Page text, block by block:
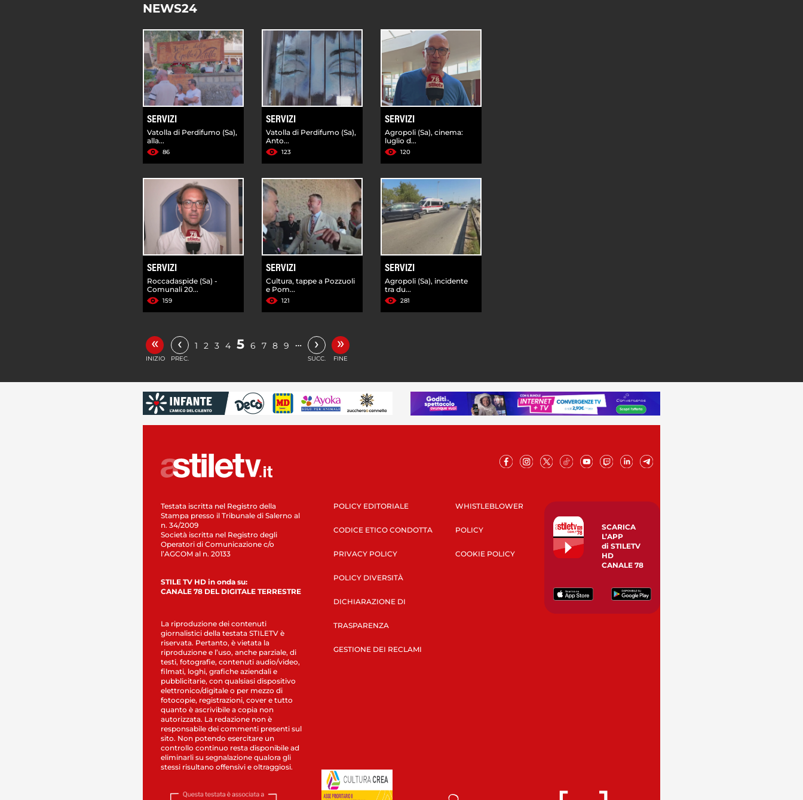
NEWS24
SERVIZI
Vatolla di Perdifumo (Sa),
alla...
86
SERVIZI
Vatolla di Perdifumo (Sa),
Anto...
123
SERVIZI
Agropoli (Sa), cinema:
luglio d...
120
SERVIZI
Roccadaspide (Sa) -
Comunali 20...
159
SERVIZI
Cultura, tappe a Pozzuoli
e Pom...
121
SERVIZI
Agropoli (Sa), incidente
tra du...
281
«
INIZIO
‹
PREC.
1 2 3 4 5 6 7 8 9 … ›
SUCC.
»
FINE
Testata iscritta nel Registro della
Stampa presso il Tribunale di Salerno al
n. 34/2009
Società iscritta nel Registro degli
Operatori di Comunicazione c/o
l’AGCOM al n. 20133
STILE TV HD in onda su:
CANALE 78 DEL DIGITALE TERRESTRE
La riproduzione dei contenuti
giornalistici della testata STILETV è
riservata. Pertanto, è vietata la
riproduzione e l’uso, anche parziale, di
testi, fotografie, contenuti audio/video,
filmati, loghi, grafiche aziendali e
pubblicitarie, con qualsiasi dispositivo
elettronico/digitale o per mezzo di
fotocopie, registrazioni, cover e tutto
quanto è ascrivibile a copia non
autorizzata. La redazione non è
responsabile dei commenti presenti sul
sito. Non potendo esercitare un
controllo continuo resta disponibile ad
eliminarli su segnalazione qualora gli
stessi risultano offensivi e oltraggiosi.
POLICY EDITORIALE
CODICE ETICO CONDOTTA
PRIVACY POLICY
POLICY DIVERSITÀ
DICHIARAZIONE DI
TRASPARENZA
GESTIONE DEI RECLAMI
WHISTLEBLOWER
POLICY
COOKIE POLICY
SCARICA
L’APP
di STILETV
HD
CANALE 78